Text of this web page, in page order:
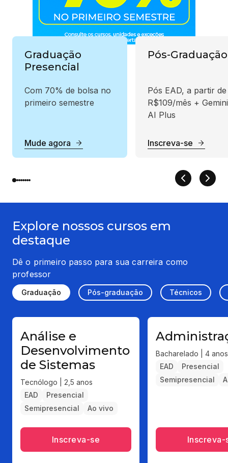
Graduação
Presencial
Com 70% de bolsa no
primeiro semestre
Mude agora
Pós-Graduação
Pós EAD, a partir de
R$109/mês + Gemini
AI Plus
Inscreva-se
Explore nossos cursos em
destaque
Dê o primeiro passo para sua carreira como
professor
Graduação Pós-graduação Técnicos
Análise e
Desenvolvimento
de Sistemas
Tecnólogo | 2,5 anos
EAD
Presencial
Semipresencial
Ao vivo
Inscreva-se
Bacharelado | 4 anos
EAD
Presencial
Semipresencial
Inscreva-